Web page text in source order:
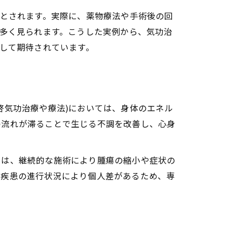
介
されます。実際に、薬物療法や手術後の回
く見られます。こうした実例から、気功治
期待されています。
功治療や療法)においては、身体のエネル
れが滞ることで生じる不調を改善し、心身
、継続的な施術により腫瘍の縮小や症状の
患の進行状況により個人差があるため、専